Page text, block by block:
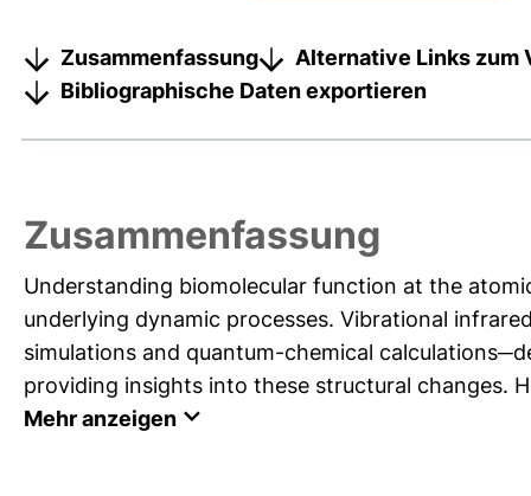
Zusammenfassung
Alternative Links zum
Bibliographische Daten exportieren
Zusammenfassung
Understanding biomolecular function at the
underlying dynamic processes. Vibrational
simulations and quantum-chemical
providing insights into these structural changes.
Mehr anzeigen